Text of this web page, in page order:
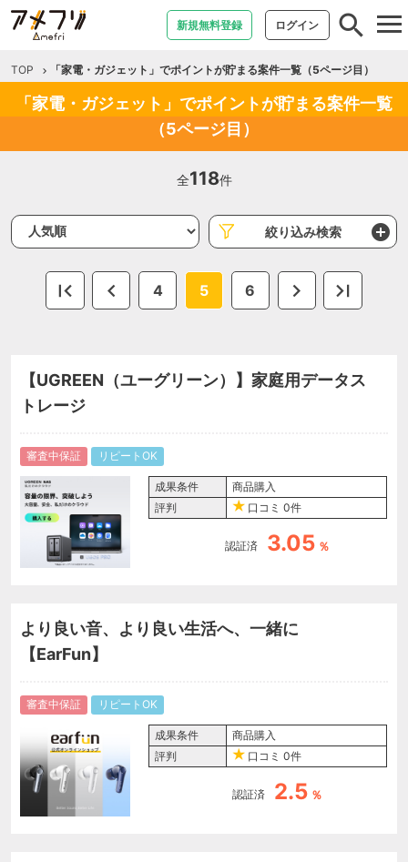
新規無料登録 ログイン
TOP 「家電・ガジェット」でポイントが貯まる案件一覧（5ページ目）
「家電・ガジェット」でポイントが貯まる案件一覧
（5ページ目）
全118件
絞り込み検索
4 5 6
【UGREEN（ユーグリーン）】家庭用データス
トレージ
審査中保証 リピートOK
成果条件
商品購入
評判
口コミ 0件
認証済 3.05 ％
より良い音、より良い生活へ、一緒に
【EarFun】
審査中保証 リピートOK
成果条件
商品購入
評判
口コミ 0件
認証済 2.5 ％